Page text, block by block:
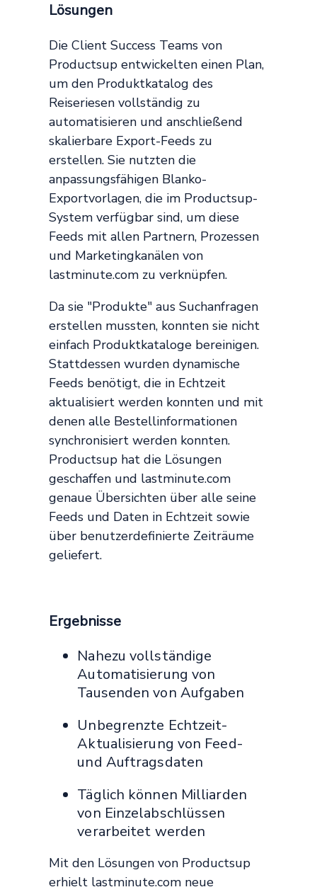
Lösungen
Die Client Success Teams von
Productsup entwickelten einen Plan,
um den Produktkatalog des
Reiseriesen vollständig zu
automatisieren und anschließend
skalierbare Export-Feeds zu
erstellen. Sie nutzten die
anpassungsfähigen Blanko-
Exportvorlagen, die im Productsup-
System verfügbar sind, um diese
Feeds mit allen Partnern, Prozessen
und Marketingkanälen von
lastminute.com zu verknüpfen.
Da sie "Produkte" aus Suchanfragen
erstellen mussten, konnten sie nicht
einfach Produktkataloge bereinigen.
Stattdessen wurden dynamische
Feeds benötigt, die in Echtzeit
aktualisiert werden konnten und mit
denen alle Bestellinformationen
synchronisiert werden konnten.
Productsup hat die Lösungen
geschaffen und lastminute.com
genaue Übersichten über alle seine
Feeds und Daten in Echtzeit sowie
über benutzerdefinierte Zeiträume
geliefert.
Ergebnisse
Nahezu vollständige
Automatisierung von
Tausenden von Aufgaben
Unbegrenzte Echtzeit-
Aktualisierung von Feed-
und Auftragsdaten
Täglich können Milliarden
von Einzelabschlüssen
verarbeitet werden
Mit den Lösungen von Productsup
erhielt lastminute.com neue